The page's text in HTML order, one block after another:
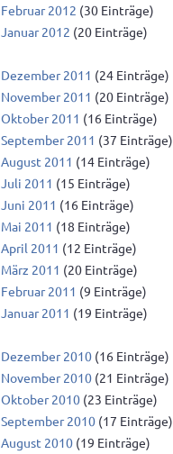
Februar 2012 (30 Einträge)
Januar 2012 (20 Einträge)
Dezember 2011 (24 Einträge)
November 2011 (20 Einträge)
Oktober 2011 (16 Einträge)
September 2011 (37 Einträge)
August 2011 (14 Einträge)
Juli 2011 (15 Einträge)
Juni 2011 (16 Einträge)
Mai 2011 (18 Einträge)
April 2011 (12 Einträge)
März 2011 (20 Einträge)
Februar 2011 (9 Einträge)
Januar 2011 (19 Einträge)
Dezember 2010 (16 Einträge)
November 2010 (21 Einträge)
Oktober 2010 (23 Einträge)
September 2010 (17 Einträge)
August 2010 (19 Einträge)